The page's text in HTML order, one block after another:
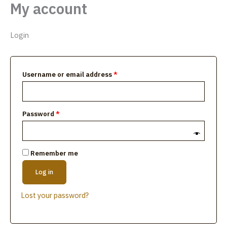
Skip
content
My account
Login
Username or email address*
Password *
Required
Remember me
Log in
Lost your password?